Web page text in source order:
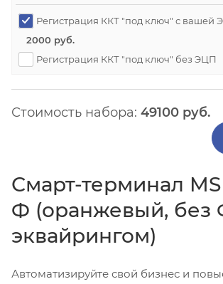
Регистрация ККТ "под ключ" с вашей
2000 руб.
Регистрация ККТ "под ключ" без ЭЦП
Стоимость набора: 49100 руб.
Смарт-терминал
Ф (оранжевый, без
эквайрингом)
Автоматизируйте свой бизнес и